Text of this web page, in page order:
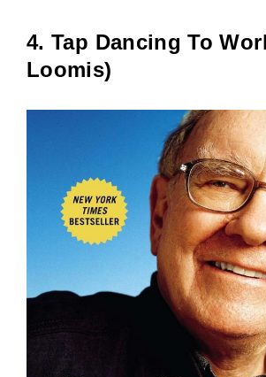
4. Tap Dancing To
Loomis)